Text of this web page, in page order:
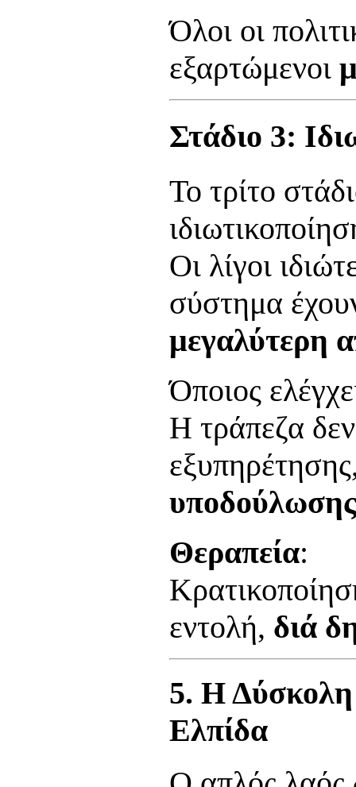
Όλοι οι
εξαρτώμενοι
Στάδιο 3:
Το τρίτο
Οι λίγοι
σύστημα
μεγαλύτερη
Όποιος
Η τράπεζα δεν
υποδούλωσης
Θεραπεία:
εντολή, διά
5. Η
Ελπίδα